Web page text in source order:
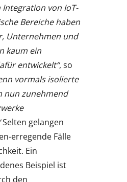
von IoT-
Bereiche haben
Unternehmen und
kaum ein
entwickelt“, so
vormals isolierte
nun zunehmend
Selten gelangen
erregende Fälle
Ein
Beispiel ist
den